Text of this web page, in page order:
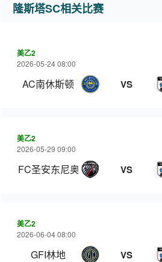
隆斯塔SC相关比赛
美乙2
2026-05-24 08:00
AC南休斯顿 VS
美乙2
2026-05-29 09:00
FC圣安东尼奥B队 VS
美乙2
2026-06-04 08:00
GFI林地 VS